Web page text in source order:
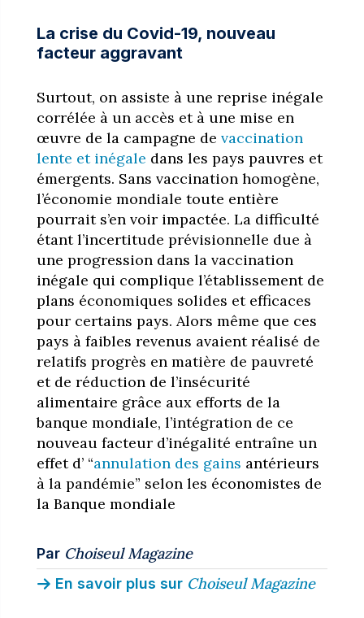
La crise du Covid-19, nouveau
facteur aggravant
Surtout, on assiste à une reprise inégale
corrélée à un accès et à une mise en
œuvre de la campagne de vaccination
lente et inégale dans les pays pauvres et
émergents. Sans vaccination homogène,
l’économie mondiale toute entière
pourrait s’en voir impactée. La difficulté
étant l’incertitude prévisionnelle due à
une progression dans la vaccination
inégale qui complique l’établissement de
plans économiques solides et efficaces
pour certains pays. Alors même que ces
pays à faibles revenus avaient réalisé de
relatifs progrès en matière de pauvreté
et de réduction de l’insécurité
alimentaire grâce aux efforts de la
banque mondiale, l’intégration de ce
nouveau facteur d’inégalité entraîne un
effet d’ “annulation des gains antérieurs
à la pandémie” selon les économistes de
la Banque mondiale
Par Choiseul Magazine
En savoir plus sur Choiseul Magazine